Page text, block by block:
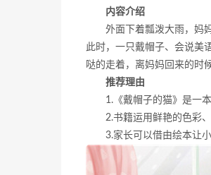
内容介绍
外面下着瓢泼大雨，妈
此时，一只戴帽子、会说美
哒的走着，离妈妈回来的时
推荐理由
1.《戴帽子的猫》是一
2.书籍运用鲜艳的色彩
3.家长可以借由绘本让